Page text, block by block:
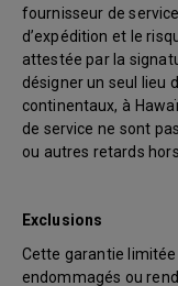
fournisseur de
d’expédition et le
attestée par la
désigner un seul lieu
continentaux, à
de service ne sont
ou autres retards
Exclusions
Cette garantie
endommagés ou